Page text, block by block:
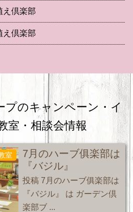
え倶楽部
え倶楽部
プのキャンペーン・ イ
室・相談会情報
室
7月のハーブ俱楽部は
『バジル』
投稿 7月のハーブ俱楽部は
『バジル』 は ガーデン倶
楽部ブ ...